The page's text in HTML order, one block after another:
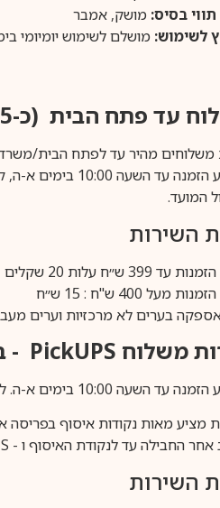
תווי בסיס: מושק, אמבר
לשימוש: מושלם לשימוש יומיומי
עד פתח הבית (כ-5 ימי עסקים)
מהיר עד לפתח הבית/משרד (בערים
המועד.
השירות
הזמנות עד 399 ש״ח עלות 20 שקלים
הזמנות מעל 400 ש"ח : 15 ש״ח
בערים לא מרכזיות וערים מעבר לקו
משלוח PickUPS
-
10:00 בימים א-ה. לא כולל שישי-שבת,ערבי חג וחול המועד.
מציע מאות נקודות איסוף
החבילה עד לנקודת האיסוף ו -
השירות